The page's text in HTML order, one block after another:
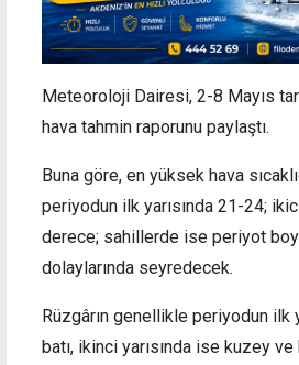
Meteoroloji Dairesi, 2-8 Mayıs
hava tahmin raporunu paylaştı.
Buna göre, en yüksek hava
periyodun ilk yarısında 21-24;
derece; sahillerde ise periyot
dolaylarında seyredecek.
Rüzgârın genellikle periyodun ilk
batı, ikinci yarısında ise kuzey